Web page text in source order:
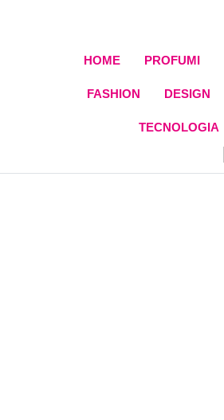
HOME PROFUMI
FASHION DESIGN
TECNOLOGIA